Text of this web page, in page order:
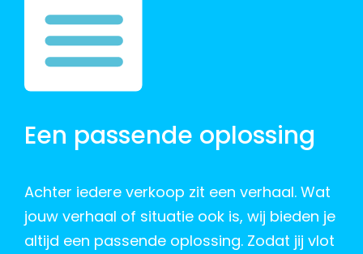
Een passende oplossing
Achter iedere verkoop zit een verhaal. Wat
jouw verhaal of situatie ook is, wij bieden je
altijd een passende oplossing. Zodat jij vlot